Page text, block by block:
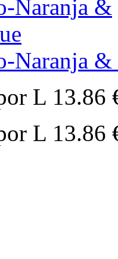
Naranja &
L 13.86
L 13.86